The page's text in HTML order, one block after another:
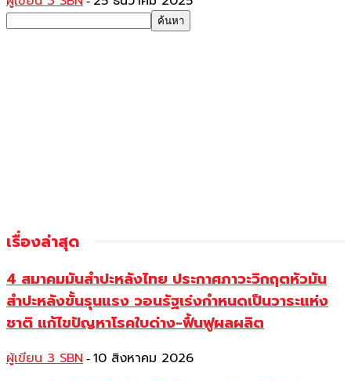
เรื่องล่าสุด
4 สมาคมมันสำปะหลังไทย ประกาศภาวะวิกฤตหัวมัน
สำปะหลังขั้นรุนแรง วอนรัฐเร่งกำหนดเป็นวาระแห่ง
ชาติ แก้ไขปัญหาโรคใบด่าง-ฟื้นฟูผลผลิต
ผู้เขียน 3 SBN - 10 สิงหาคม 2026